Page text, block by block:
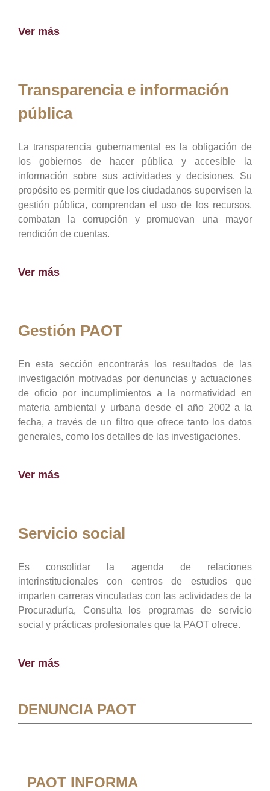
Ver más
Transparencia e información
pública
La transparencia gubernamental es la obligación de
los gobiernos de hacer pública y accesible la
información sobre sus actividades y decisiones. Su
propósito es permitir que los ciudadanos supervisen la
gestión pública, comprendan el uso de los recursos,
combatan la corrupción y promuevan una mayor
rendición de cuentas.
Ver más
Gestión PAOT
En esta sección encontrarás los resultados de las
investigación motivadas por denuncias y actuaciones
de oficio por incumplimientos a la normatividad en
materia ambiental y urbana desde el año 2002 a la
fecha, a través de un filtro que ofrece tanto los datos
generales, como los detalles de las investigaciones.
Ver más
Servicio social
Es consolidar la agenda de relaciones
interinstitucionales con centros de estudios que
imparten carreras vinculadas con las actividades de la
Procuraduría, Consulta los programas de servicio
social y prácticas profesionales que la PAOT ofrece.
Ver más
DENUNCIA PAOT
PAOT INFORMA